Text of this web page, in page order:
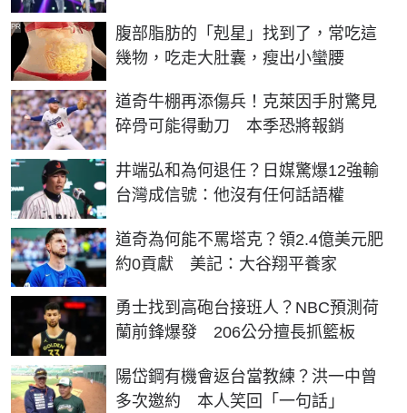
腹部脂肪的「剋星」找到了，常吃這
幾物，吃走大肚囊，瘦出小蠻腰
PR
道奇牛棚再添傷兵！克萊因手肘驚見
碎骨可能得動刀 本季恐將報銷
井端弘和為何退任？日媒驚爆12強輸
台灣成信號：他沒有任何話語權
道奇為何能不罵塔克？領2.4億美元肥
約0貢獻 美記：大谷翔平養家
勇士找到高砲台接班人？NBC預測荷
蘭前鋒爆發 206公分擅長抓籃板
陽岱鋼有機會返台當教練？洪一中曾
多次邀約 本人笑回「一句話」